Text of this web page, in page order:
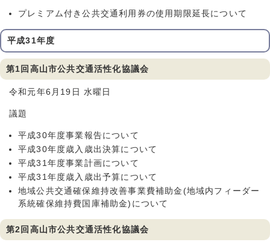
プレミアム付き公共交通利用券の使用期限延長について
平成31年度
第1回高山市公共交通活性化協議会
令和元年6月19日 水曜日
議題
平成30年度事業報告について
平成30年度歳入歳出決算について
平成31年度事業計画について
平成31年度歳入歳出予算について
地域公共交通確保維持改善事業費補助金(地域内フィーダー
系統確保維持費国庫補助金)について
第2回高山市公共交通活性化協議会